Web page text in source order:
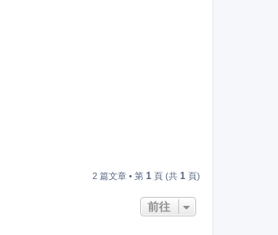
2 篇文章 • 第 1 頁 (共 1 頁)
前往